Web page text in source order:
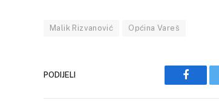
Malik Rizvanović Općina Vareš
PODIJELI